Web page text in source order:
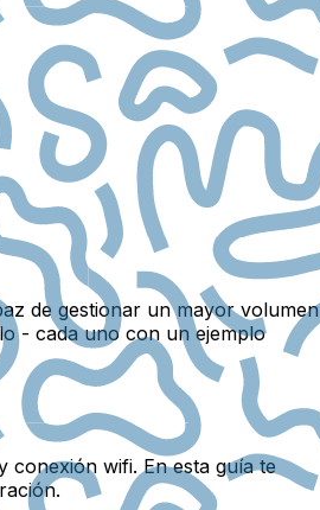
de gestionar un mayor volumen
- cada uno con un ejemplo
conexión wifi. En esta guía te